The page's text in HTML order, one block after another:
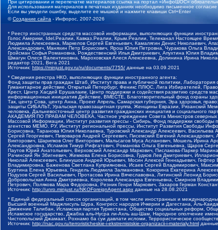
При цитировании и перепечатке материалов ссылка на портал «ИнфоШОС»
Для использования материалов в печатных изданиях необходимо письменное
Если вы увидели ошибку, выделите ее мышкой и нажмите клавиши Ctrl+Enter
©Создание сайта - Инфорос, 2007-2026
* Реестр иностранных средств массовой информации, выполняющих функции
Голос Америки, Idel.Реалии, Кавказ.Реалии, Крым.Реалии, Телеканал Настоящее
Людмила Алексеевна, Маркелов Сергей Евгеньевич, Камалягин Денис Николаевич,
Александрович, Маняхин Петр Борисович, Ярош Юлия Петровна, Чуракова Ольга
Гройсман Софья Романовна, Рождественский Илья Дмитриевич, Апухтина Юлия
Шмагун Олеся Валентиновна, Мароховская Алеся Алексеевна, Долинина Ирина
редактор 2021, Вега 2021
Источник: https://minjust.gov.ru/ru/documents/7755/ данные на 03.09.2021
* Сведения реестра НКО, выполняющих функции иностранного агента:
Фонд защиты прав граждан Штаб, Институт права и публичной политики,
Гуманитарное действие, Открытый Петербург, Феникс ПЛЮС, Лига Избирателей,
Крест, Центр Хасдей Ерушалаим, Центр поддержки и содействия развитию средств
информационных инициатив Действие, ВМЕСТЕ, Благотворительный фонд охраны
Так, центр Сова, центр Анна, Проект Апрель, Самарская губерния, Эра здоровья,
защиты СИБАЛЬТ, Уральская правозащитная группа, Женщины Евразии, Рязанский
человека, Дальневосточный центр развития гражданских инициатив и социального
АКАДЕМИЯ ПО ПРАВАМ ЧЕЛОВЕКА, Частное учреждение Совета Министров северных
Массовой Информации, Институт развития прессы - Сибирь, Фонд поддержки
агентство МЕМО. РУ, Институт региональной прессы, Институт Развития Свободы
Борисовна, Таранова Юлия Николаевна, Туровский Александр Алексеевич,
Сергей Георгиевич, Пивоваров Андрей Сергеевич, Писемский Евгений
Викторович, Шарипков Олег Викторович, Мальсагов Муса Асланович, Мошель Ирина
Александровна, Исламов Тимур Рифгатович, Романова Ольга Евгеньевна, Щаров
Паутов Юрий Анатольевич, Верховский Александр Маркович, Пислакова-Паркер
Рачинский Ян Збигневич, Жемкова Елена Борисовна, Гудков Лев Дмитриевич,
Николай Алексеевич, Блинушов Андрей Юрьевич, Мосин Алексей Геннадьевич,
Владимировна, Баженова Светлана Куприяновна, Исаев Сергей Владимирович,
Буртина Елена Юрьевна, Гендель Людмила Залмановна, Кокорина Екатерина
Подузов Сергей Васильевич, Протасова Ирина Вячеславовна, Литинский Леонид
Добровольская Анна Дмитриевна, Королева Александра Евгеньевна, Смирнов
Петрович, Полякова Мара Федоровна, Резник Генри Маркович, Захаров Герман
Источник: http://unro.minjust.ru/NKOForeignAgent.aspx данные на 28.08.2021
* Единый федеральный список организаций, в том числе иностранных и
Высший военный Маджлисуль Шура, Конгресс народов Ичкерии и Дагестана, Аль-
Движение Талибан, Исламская партия Туркестана, Общество социальных реформ,
Исламское государство, Джабха аль-Нусра ли-Ахль аш-Шам, Народное ополчение
Чистопольский Джамаат, Рохнамо ба суи давлати исломи, Террористическое
Источник: http://nac.gov.ru/terroristicheskie-i-ekstremistskie-organizacii-i-materialy.html